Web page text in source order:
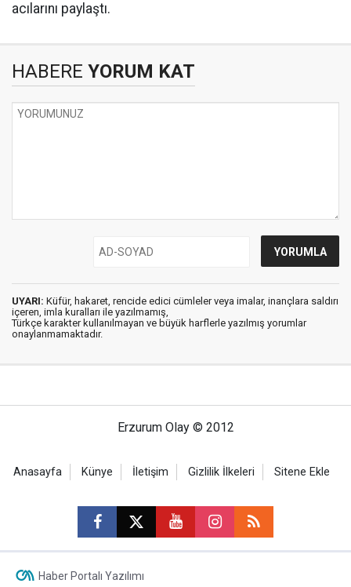
acılarını paylaştı.
HABERE YORUM KAT
UYARI: Küfür, hakaret, rencide edici cümleler veya imalar, inançlara saldırı
içeren, imla kuralları ile yazılmamış,
Türkçe karakter kullanılmayan ve büyük harflerle yazılmış yorumlar
onaylanmamaktadır.
Erzurum Olay © 2012
Anasayfa Künye İletişim Gizlilik İlkeleri Sitene Ekle
Haber Portalı Yazılımı